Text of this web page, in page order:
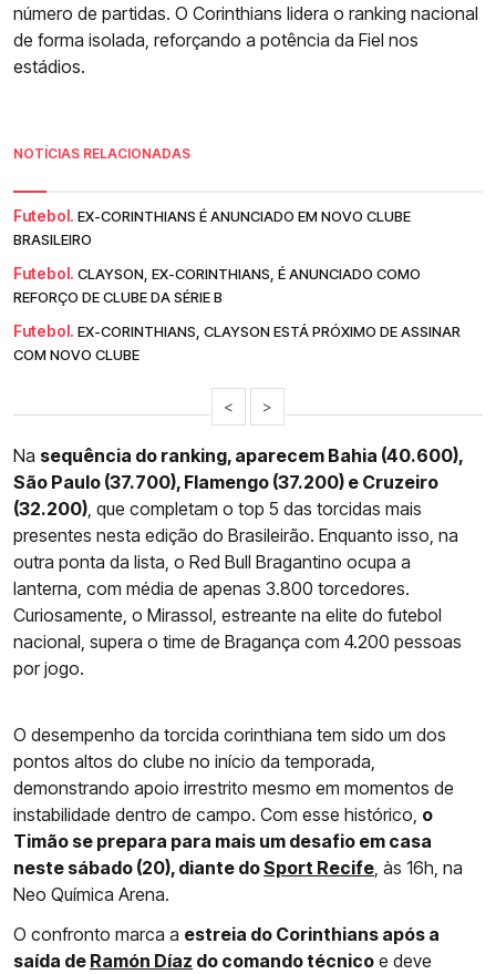
número de partidas. O Corinthians lidera o ranking nacional
de forma isolada, reforçando a potência da Fiel nos
estádios.
NOTÍCIAS RELACIONADAS
Futebol. EX-CORINTHIANS É ANUNCIADO EM NOVO CLUBE
BRASILEIRO
Futebol. CLAYSON, EX-CORINTHIANS, É ANUNCIADO COMO
REFORÇO DE CLUBE DA SÉRIE B
Futebol. EX-CORINTHIANS, CLAYSON ESTÁ PRÓXIMO DE ASSINAR
COM NOVO CLUBE
< >
Na sequência do ranking, aparecem Bahia (40.600),
São Paulo (37.700), Flamengo (37.200) e Cruzeiro
(32.200), que completam o top 5 das torcidas mais
presentes nesta edição do Brasileirão. Enquanto isso, na
outra ponta da lista, o Red Bull Bragantino ocupa a
lanterna, com média de apenas 3.800 torcedores.
Curiosamente, o Mirassol, estreante na elite do futebol
nacional, supera o time de Bragança com 4.200 pessoas
por jogo.
O desempenho da torcida corinthiana tem sido um dos
pontos altos do clube no início da temporada,
demonstrando apoio irrestrito mesmo em momentos de
instabilidade dentro de campo. Com esse histórico, o
Timão se prepara para mais um desafio em casa
neste sábado (20), diante doSport Recife, às 16h, na
Neo Química Arena.
O confronto marca a estreia do Corinthians após a
saída de Ramón Díaz do comando técnico e deve